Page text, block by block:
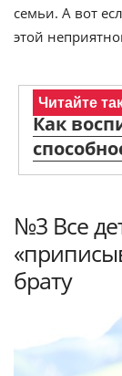
семьи. А вот
этой
Читайте
Как
№3 Все
брату